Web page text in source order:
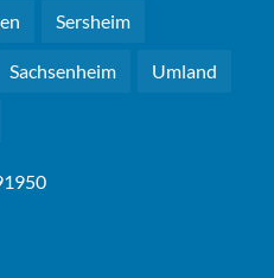
Sersheim
Sachsenheim Umland